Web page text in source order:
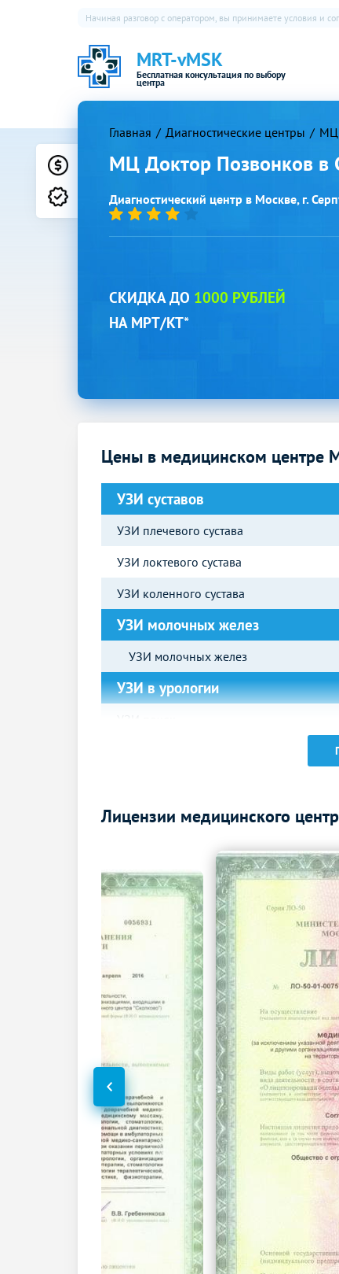
MRT-vMSK
Бесплатная консультация по выбору
центра
Начиная разговор с оператором, вы принимаете условия и
Лицензии
Главная Диагностические центры МЦ
МЦ Доктор Позвонков в
Диагностический центр в Москве, г.
СКИДКА ДО 1000 РУБЛЕЙ
НА МРТ/КТ*
Цены в медицинском центре
УЗИ суставов
УЗИ плечевого сустава
УЗИ локтевого сустава
УЗИ коленного сустава
УЗИ молочных желез
УЗИ молочных желез
УЗИ в урологии
УЗИ мягких тканей
УЗИ щитовидной железы
УЗИ надпочечников
УЗИ селезенки
Эхокардиография (УЗИ сердца)
УЗИ лимфатических узлов
УЗИ лимфоузлов
Дуплексное сканирование
УЗИ вен верхних конечностей
(дуплексное)
Функциональная диагностика
Электрокардиография (ЭКГ)
Электроэнцефалография (ЭЭГ)
Лицензии медицинского